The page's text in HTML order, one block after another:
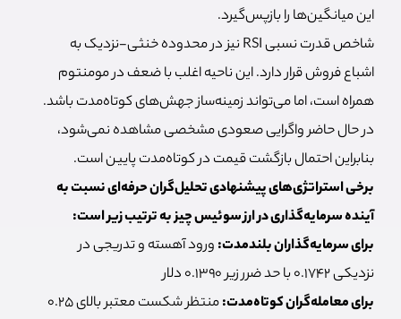
این میانگین‌ها را بازپس‌گیرد.
شاخص قدرت نسبی RSI نیز در محدوده خنثی-نزدیک به
اشباع فروش قرار دارد. این ناحیه اغلب با ضعف در مومنتوم
همراه است، اما می‌تواند زمینه‌ساز جهش‌های کوتاه‌مدت باشد.
در حال حاضر واگرایی صعودی مشخصی مشاهده نمی‌شود،
بنابراین احتمال بازگشت قیمت در کوتاه‌مدت پایین است.
برخی استراتژی‌های پیشنهادی تحلیل‌گران حرفه‌ای نسبت به
آینده سرمایه‌گذاری در ارز سوئیس چیز به ترتیب زیر است:
برای سرمایه‌گذاران بلندمدت: ورود آهسته و تدریجی در
نزدیکی ۰.۱۷۴۲ با حد ضرر زیر ۰.۱۳۹۰ دلار
برای معامله‌گران کوتاه‌مدت:
منتظر شکست معتبر بالای ۰.۲۵